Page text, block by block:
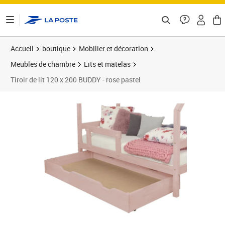
Accueil boutique
Mobilier et décoration
Meubles de chambre
Lits et matelas
Tiroir de lit 120 x 200 BUDDY - rose pastel